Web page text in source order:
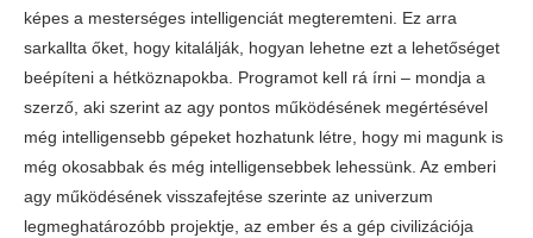
képes a mesterséges intelligenciát megteremteni. Ez arra
sarkallta őket, hogy kitalálják, hogyan lehetne ezt a lehetőséget
beépíteni a hétköznapokba. Programot kell rá írni – mondja a
szerző, aki szerint az agy pontos működésének megértésével
még intelligensebb gépeket hozhatunk létre, hogy mi magunk is
még okosabbak és még intelligensebbek lehessünk. Az emberi
agy működésének visszafejtése szerinte az univerzum
legmeghatározóbb projektje, az ember és a gép civilizációja